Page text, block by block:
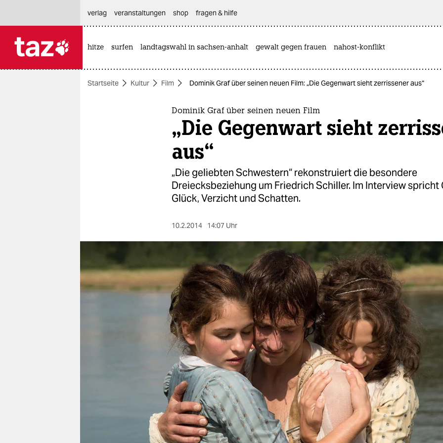
themen
nord
wahrheit
verlag
verlag
veranstaltungen shop fragen & hilfe
hitze surfen landtagswahl in sachsen-anhalt gewalt gegen frauen nahost-konflikt
Startseite Kultur Film Dominik Graf über seinen neuen Film: „Die Gegenwart sieht zerrissener aus“
Dominik Graf über seinen neuen Film
„Die Gegenwart sieht
aus“
„Die geliebten Schwestern“ rekonstruiert die besondere
Dreiecksbeziehung um Friedrich Schiller. Im Interview spricht
Glück, Verzicht und Schatten.
10.2.2014 14:07 Uhr